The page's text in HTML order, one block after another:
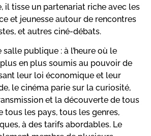
il tisse un partenariat riche avec les
et jeunesse autour de rencontres
et autres ciné-débats.
salle publique : à l’heure où le
en plus soumis au pouvoir de
leur loi économique et leur
le cinéma parie sur la curiosité,
et la découverte de tous
tous les pays, tous les genres,
à des tarifs abordables. Le